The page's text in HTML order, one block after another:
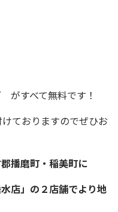
がすべて無料です！
ておりますのでぜひお
播磨町・稲美町に
店」の２店舗でより地